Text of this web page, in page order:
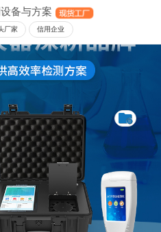
备与方案
厂家 信用企业